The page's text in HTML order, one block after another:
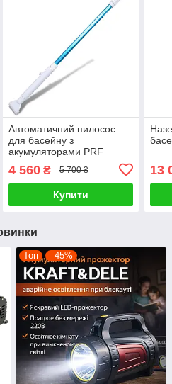
Автоматичний пилосос
для басейну з
акумуляторами PRF
4 560₴ 5 700 ₴
Купити
13
Топ –45%